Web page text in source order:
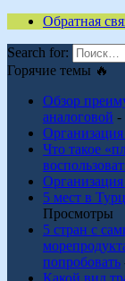
Обратная
Search for:
Горячие темы 🔥
Обзор
аналоговой -
Что такое
5 мест в
Просмотры
5 стран с
попробовать